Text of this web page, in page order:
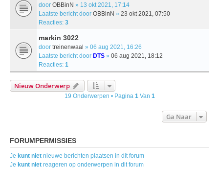
door OBBinN » 13 okt 2021, 17:14
Laatste bericht door OBBinN » 23 okt 2021, 07:50
Reacties: 3
markin 3022
door treinenwaal » 06 aug 2021, 16:26
Laatste bericht door DTS » 06 aug 2021, 18:12
Reacties: 1
Nieuw Onderwerp
19 Onderwerpen • Pagina 1Van 1
Ga Naar
FORUMPERMISSIES
Je kunt niet nieuwe berichten plaatsen in dit forum
Je kunt niet reageren op onderwerpen in dit forum